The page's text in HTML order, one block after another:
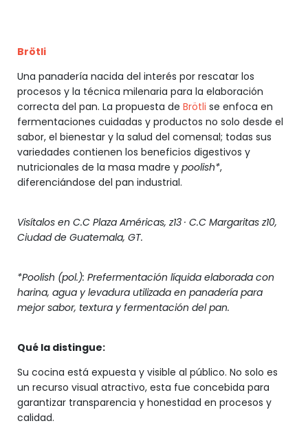
Brötli
Una panadería nacida del interés por rescatar los
procesos y la técnica milenaria para la elaboración
correcta del pan. La propuesta de Brötli se enfoca en
fermentaciones cuidadas y productos no solo desde el
sabor, el bienestar y la salud del comensal; todas sus
variedades contienen los beneficios digestivos y
nutricionales de la masa madre y poolish*,
diferenciándose del pan industrial.
Visítalos en C.C Plaza Américas, z13 · C.C Margaritas z10,
Ciudad de Guatemala, GT.
*Poolish (pol.): Prefermentación líquida elaborada con
harina, agua y levadura utilizada en panadería para
mejor sabor, textura y fermentación del pan.
Qué la distingue:
Su cocina está expuesta y visible al público. No solo es
un recurso visual atractivo, esta fue concebida para
garantizar transparencia y honestidad en procesos y
calidad.